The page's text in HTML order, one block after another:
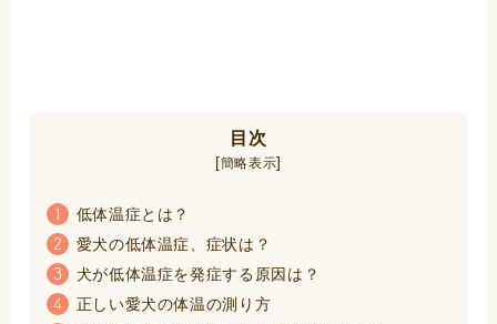
目次
[簡略表示]
1 低体温症とは？
2 愛犬の低体温症、症状は？
3 犬が低体温症を発症する原因は？
4 正しい愛犬の体温の測り方